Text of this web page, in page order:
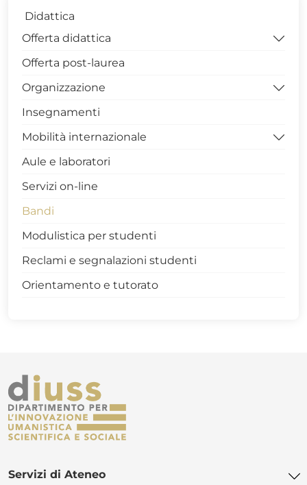
Didattica
Offerta didattica
Scienze dell'Educazione e della Formazione
Studi Umanistici
Economia Aziendale
Operatore dei Beni Culturali
Filologia Classica e Moderna
Storia e Civiltà europee
Economia e Management
Scienze della Formazione Primaria
Architettura
Archeologia e Storia dell’Arte
Offerta post-laurea
Organizzazione
Sede di Via N. Sauro – Potenza
Campus di Macchia Romana - Potenza
Campus di via Lanera - Matera
Insegnamenti
Mobilità internazionale
Avvisi mobilità internazionale
Aule e laboratori
Servizi on-line
Bandi
Modulistica per studenti
Reclami e segnalazioni studenti
Orientamento e tutorato
Servizi di Ateneo